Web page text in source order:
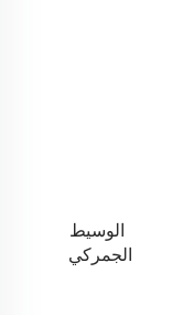
الوسيط
الجمركي